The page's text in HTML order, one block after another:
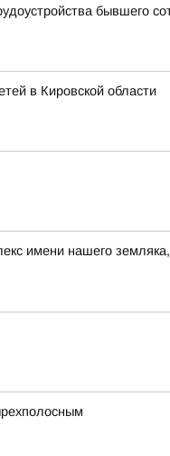
бывшего
в Кировской области
имени нашего